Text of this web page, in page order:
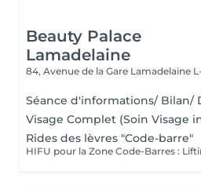
Beauty Palace
Lamadelaine
84, Avenue de la Gare Lamadelaine
Séance d'informations/ Bilan/
Visage Complet (Soin Visage
Rides des lèvres "Code-barre"